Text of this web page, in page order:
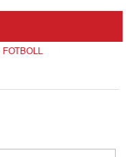
FOTBOLL